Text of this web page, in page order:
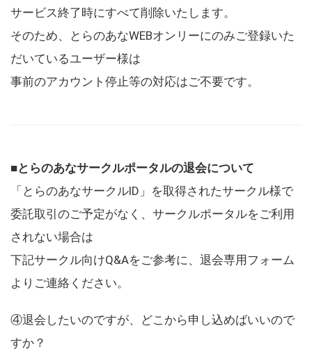
サービス終了時にすべて削除いたします。
そのため、とらのあなWEBオンリーにのみご登録いた
だいているユーザー様は
事前のアカウント停止等の対応はご不要です。
■とらのあなサークルポータルの退会について
「とらのあなサークルID」を取得されたサークル様で
委託取引のご予定がなく、サークルポータルをご利用
されない場合は
下記サークル向けQ&Aをご参考に、退会専用フォーム
よりご連絡ください。
④退会したいのですが、どこから申し込めばいいので
すか？